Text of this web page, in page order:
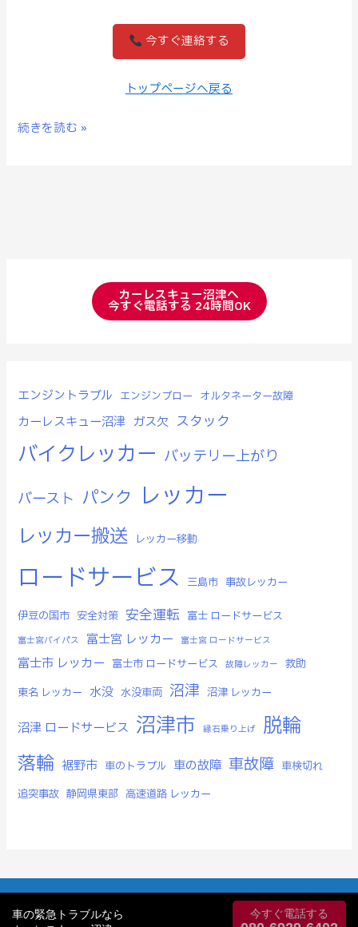
今すぐ連絡する
トップページへ戻る
続きを読む »
カーレスキュー沼津へ
今すぐ電話する 24時間OK
エンジントラブル エンジンブロー オルタネーター故障
カーレスキュー沼津 ガス欠 スタック
バイクレッカー バッテリー上がり
バースト パンク レッカー
レッカー搬送 レッカー移動
ロードサービス 三島市 事故レッカー
伊豆の国市 安全対策 安全運転 富士 ロードサービス
富士宮バイパス 富士宮 レッカー 富士宮 ロードサービス
富士市 レッカー 富士市 ロードサービス 故障レッカー
救助
東名 レッカー 水没 水没車両 沼津 沼津 レッカー
沼津 ロードサービス 沼津市 縁石乗り上げ 脱輪
落輪 裾野市 車のトラブル 車の故障 車故障 車検切れ
追突事故 静岡県東部 高速道路 レッカー
Copyright © 2026 カーレスキュー沼津株式会社
車の緊急トラブルなら
今すぐ電話する